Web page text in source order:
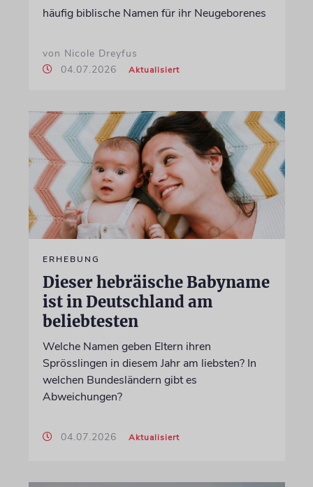
häufig biblische Namen für ihr Neugeborenes
von Nicole Dreyfus
04.07.2026
Aktualisiert
ERHEBUNG
Dieser hebräische Babyname
ist in Deutschland am
beliebtesten
Welche Namen geben Eltern ihren
Sprösslingen in diesem Jahr am liebsten? In
welchen Bundesländern gibt es
Abweichungen?
04.07.2026 Aktualisiert